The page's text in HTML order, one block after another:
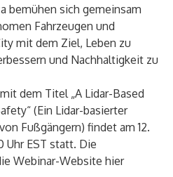
bemühen sich gemeinsam
Fahrzeugen und
mit dem Ziel, Leben zu
und Nachhaltigkeit zu
dem Titel „A Lidar-Based
(Ein Lidar-basierter
Fußgängern) findet am 12.
Uhr EST statt. Die
Webinar-Website hier